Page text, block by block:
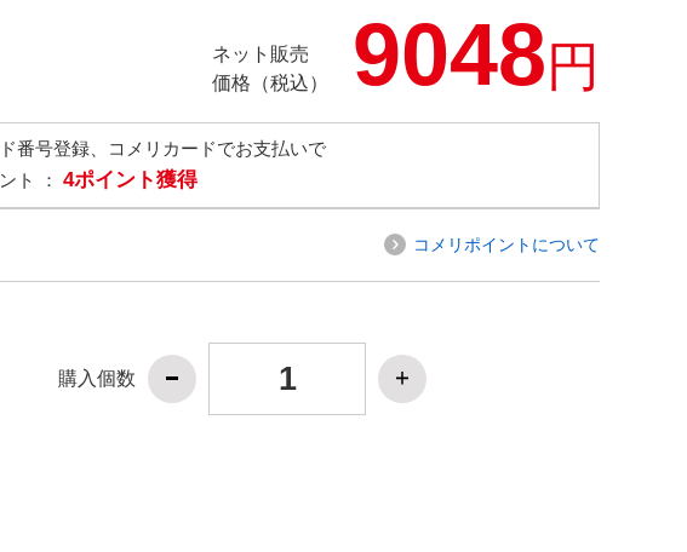
ネット販売
価格（税込）
9048円
番号登録、コメリカードでお支払いで
ト ： 4ポイント獲得
コメリポイントについて
購入個数